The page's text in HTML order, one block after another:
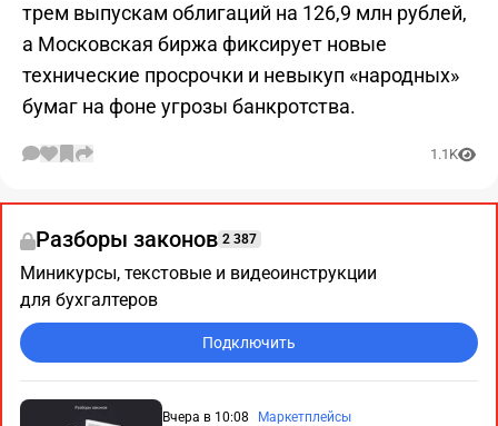
трем выпускам облигаций на 126,9 млн рублей,
а Московская биржа фиксирует новые
технические просрочки и невыкуп «народных»
бумаг на фоне угрозы банкротства.
1.1K
Разборы законов 2 387
Миникурсы, текстовые и видеоинструкции
для бухгалтеров
Подключить
Вчера в 10:08 Маркетплейсы